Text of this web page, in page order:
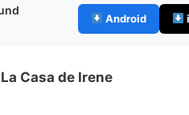
Android
Casa de Irene